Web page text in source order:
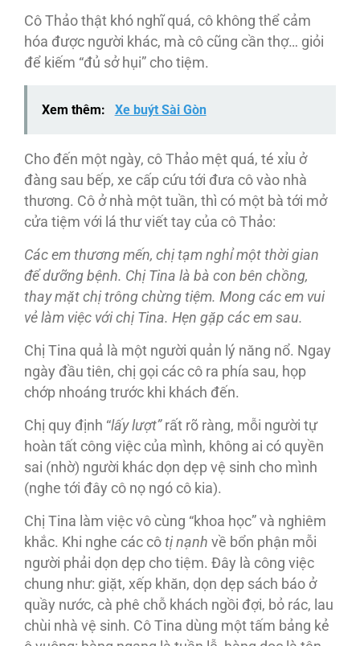
Cô Thảo thật khó nghĩ quá, cô không thể cảm
hóa được người khác, mà cô cũng cần thợ… giỏi
để kiếm “đủ sở hụi” cho tiệm.
Xem thêm: Xe buýt Sài Gòn
Cho đến một ngày, cô Thảo mệt quá, té xỉu ở
đàng sau bếp, xe cấp cứu tới đưa cô vào nhà
thương. Cô ở nhà một tuần, thì có một bà tới mở
cửa tiệm với lá thư viết tay của cô Thảo:
Các em thương mến, chị tạm nghỉ một thời gian
để dưỡng bệnh. Chị Tina là bà con bên chồng,
thay mặt chị trông chừng tiệm. Mong các em vui
vẻ làm việc với chị Tina. Hẹn gặp các em sau.
Chị Tina quả là một người quản lý năng nổ. Ngay
ngày đầu tiên, chị gọi các cô ra phía sau, họp
chớp nhoáng trước khi khách đến.
Chị quy định “lấy lượt” rất rõ ràng, mỗi người tự
hoàn tất công việc của mình, không ai có quyền
sai (nhờ) người khác dọn dẹp vệ sinh cho mình
(nghe tới đây cô nọ ngó cô kia).
Chị Tina làm việc vô cùng “khoa học” và nghiêm
khắc. Khi nghe các cô tị nạnh về bổn phận mỗi
người phải dọn dẹp cho tiệm. Ðây là công việc
chung như: giặt, xếp khăn, dọn dẹp sách báo ở
quầy nước, cà phê chỗ khách ngồi đợi, bỏ rác, lau
chùi nhà vệ sinh. Cô Tina dùng một tấm bảng kẻ